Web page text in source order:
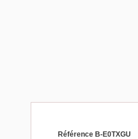
Référence B-E0TXGU